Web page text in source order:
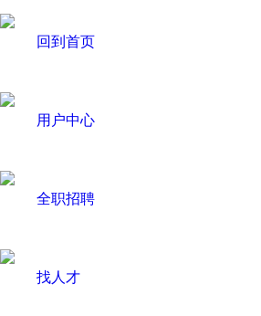
回到首页
用户中心
全职招聘
找人才